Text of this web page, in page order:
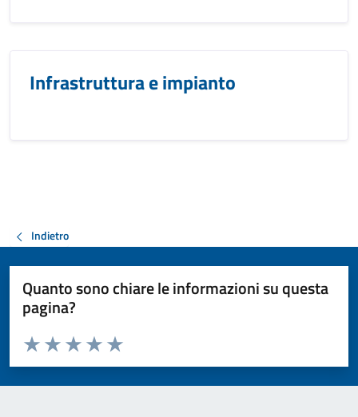
Infrastruttura e impianto
Indietro
Quanto sono chiare le informazioni su questa
pagina?
Valuta da 1 a 5 stelle la pagina
Valuta 5 stelle su 5
Valuta 4 stelle su 5
Valuta 3 stelle su 5
Valuta 2 stelle su 5
Valuta 1 stelle su 5